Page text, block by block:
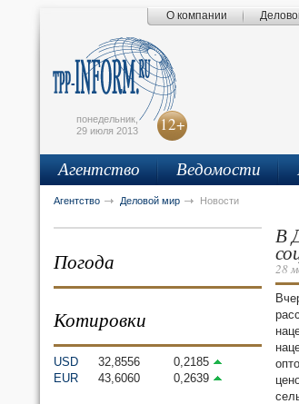
О компании
понедельник,
29 июля 2013
12+
Агентство Ведомости
Агентство Деловой мир Новости
Погода
Котировки
USD 32,8556
0,2185
EUR
43,6060 0,2639
В
28